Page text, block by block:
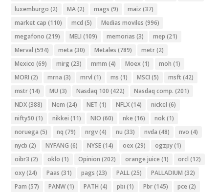
luxemburgo (2) MA(2) mags (9) maiz (37)
market cap (110) mcd (5) Medias moviles (996)
megafono (219) MELI (109) memorias (3) mep (21)
Merval (594) meta (30) Metales (789) metr(2)
Mexico (69) mirg (23) mmm (4) Moex (1) moh (1)
MORI (2) mrna (3) mrvl (1) ms (1) MSCI (5) msft (42)
mstr(14) MU (3) Nasdaq 100 (422) Nasdaq comp. (201)
NDX(388) Nem (24) NET (1) NFLX(14) nickel (6)
nifty50 (1) nikkei (11) NIO (60) nke (16) nok(1)
noruega (5) nq (79) nrgv(4) nu (33) nvda (48) nvo (4)
nycb (2) NYFANG (6) NYSE(14) oex (29) ogzpy(1)
oibr3 (2) oklo (1) Opinion (202) orange juice (1) orcl (12)
oxy(24) Paas (31) pags (23) PALL(25) PALLADIUM (32)
Pam (57) PANW(1) PATH (4) pbi (1) Pbr(145) pce (2)